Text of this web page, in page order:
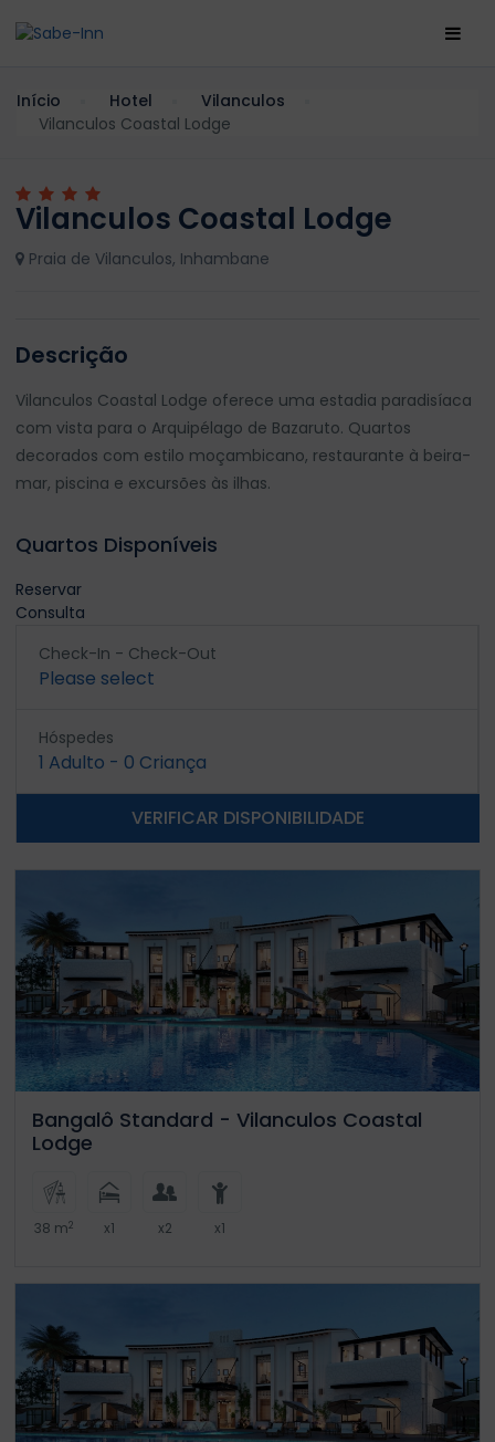
Início Hotel
Vilanculos
Vilanculos Coastal Lodge
Vilanculos Coastal Lodge
Praia de Vilanculos, Inhambane
Descrição
Vilanculos Coastal Lodge oferece uma estadia paradisíaca
com vista para o Arquipélago de Bazaruto. Quartos
decorados com estilo moçambicano, restaurante à beira-
mar, piscina e excursões às ilhas.
Quartos Disponíveis
Reservar
Consulta
Check-In - Check-Out
Please select
Hóspedes
1 Adulto - 0 Criança
VERIFICAR DISPONIBILIDADE
Bangalô Standard - Vilanculos Coastal
Lodge
38 m2 x1 x2 x1